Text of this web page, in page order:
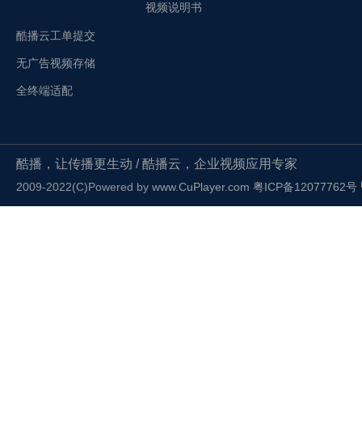
酷播云工单提交
无广告视频存储
全终端适配
视频说明书
酷播，让传播更生动 / 酷播云，企业视频应用专家
2009-2022(C)Powered by www.CuPlayer.com 粤ICP备12077762号